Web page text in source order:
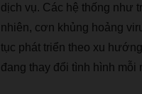
d ịch vụ. Các hệ thống như tr
nhiên, cơn khủng hoảng
tục phát triển theo xu hướ
đang thay đổi tình hình mỗi